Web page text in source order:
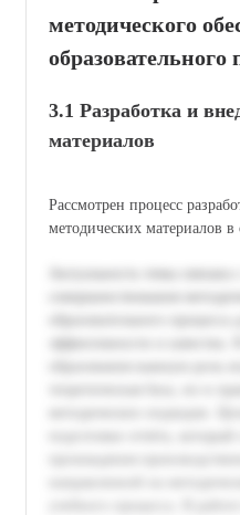
методического
образовательного
3.1 Разработка и
материалов
Рассмотрен процесс
методических материалов в